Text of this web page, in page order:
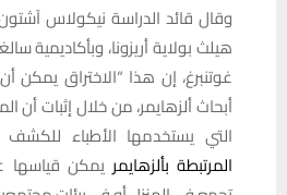
وقال قائد الدراسة نيكولاس
هيلث بولاية أريزونا، وبأكاديمية
غوتنبرغ، إن هذا “الاختراق يمكن
أبحاث ألزهايمر، من خلال إثبات أن
التي يستخدمها الأطباء
المرتبطة بألزهايمريمكن قياسها